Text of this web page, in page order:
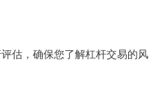
估，确保您了解杠杆交易的风